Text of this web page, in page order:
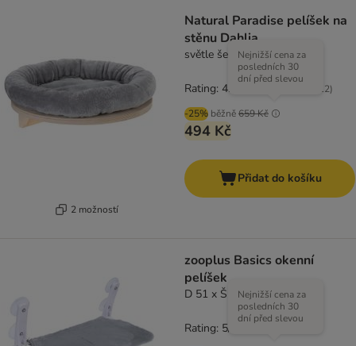
2 možností
Natural Paradise pelíšek na
stěnu Dahlia
světle šedá, Ø 48 cm
-25% běžně659 Kč
Nejnižší cena za
posledních 30
dní před slevou
494 Kč
Rating: 4.4/5 112)
Přidat do košíku
zooplus Basics okenní
pelíšek
D 51 x Š 31 cmNejnižší cena za
posledních 30
dní před slevou
Rating: 5/5